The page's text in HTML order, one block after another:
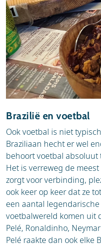
Brazilië en voetbal
Ook voetbal is niet
Braziliaan hecht er wel
behoort voetbal
Het is verreweg de
zorgt voor verbinding,
ook keer op keer dat ze
een aantal
voetbalwereld komen uit
Pelé, Ronaldinho,
Pelé raakte dan ook elke